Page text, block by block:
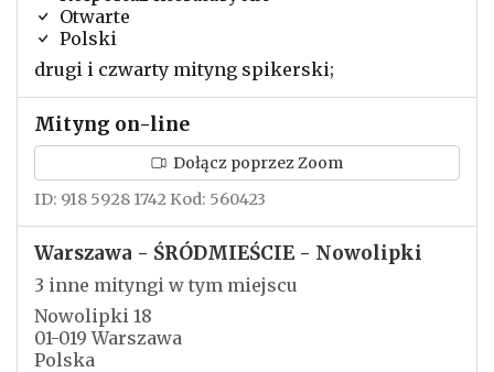
Otwarte
Polski
drugi i czwarty mityng spikerski;
Mityng on-line
Dołącz poprzez Zoom
ID: 918 5928 1742 Kod: 560423
Warszawa - ŚRÓDMIEŚCIE - Nowolipki
3 inne mityngi w tym miejscu
Nowolipki 18
01-019 Warszawa
Polska